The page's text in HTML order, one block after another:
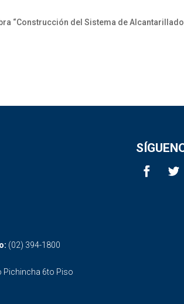
“Construcción del Sistema de
(02) 394-1800
Pichincha 6to Piso